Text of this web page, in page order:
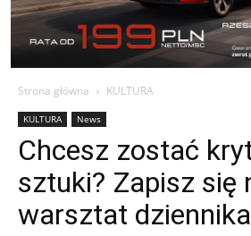
Strona główna KULTURA
KULTURA News
Chcesz zostać
sztuki? Zapisz się
warsztat